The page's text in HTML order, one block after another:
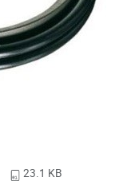
23.1 KB